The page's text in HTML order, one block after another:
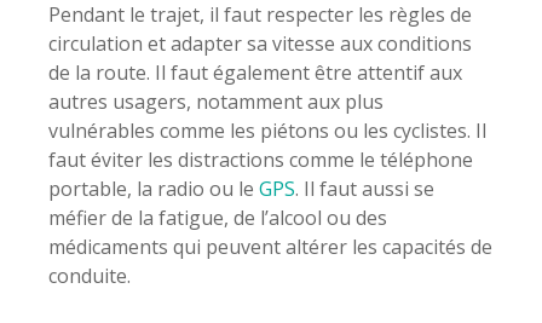
Pendant le trajet, il faut respecter les règles de
circulation et adapter sa vitesse aux conditions
de la route. Il faut également être attentif aux
autres usagers, notamment aux plus
vulnérables comme les piétons ou les cyclistes. Il
faut éviter les distractions comme le téléphone
portable, la radio ou leGPS. Il faut aussi se
méfier de la fatigue, de l’alcool ou des
médicaments qui peuvent altérer les capacités de
conduite.